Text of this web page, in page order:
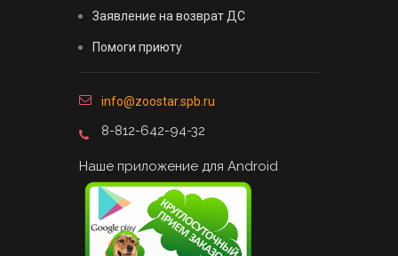
Заявление на возврат ДС
Помоги приюту
info@zoostar.spb.ru
8-812-642-94-32
Наше приложение для Android